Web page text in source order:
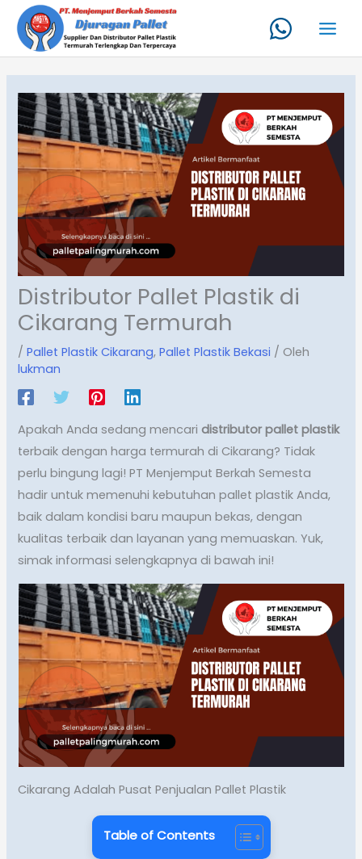
Lewati
konten
Distributor Pallet Plastik di
Cikarang Termurah
/Pallet Plastik Cikarang,Pallet Plastik Bekasi / Oleh
lukman
Apakah Anda sedang mencaridistributor pallet plastik
terbaik dengan harga termurah di Cikarang? Tidak
perlu bingung lagi! PT Menjemput Berkah Semesta
hadir untuk memenuhi kebutuhan pallet plastik Anda,
baik dalam kondisi baru maupun bekas, dengan
kualitas terbaik dan layanan yang memuaskan. Yuk,
simak informasi selengkapnya di bawah ini!
Cikarang Adalah Pusat Penjualan Pallet Plastik
Table of Contents